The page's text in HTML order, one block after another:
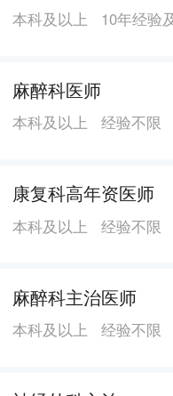
本科及以上 10年经验
麻醉科医师
本科及以上 经验不限
康复科高年资医师
本科及以上 经验不限
麻醉科主治医师
本科及以上 经验不限